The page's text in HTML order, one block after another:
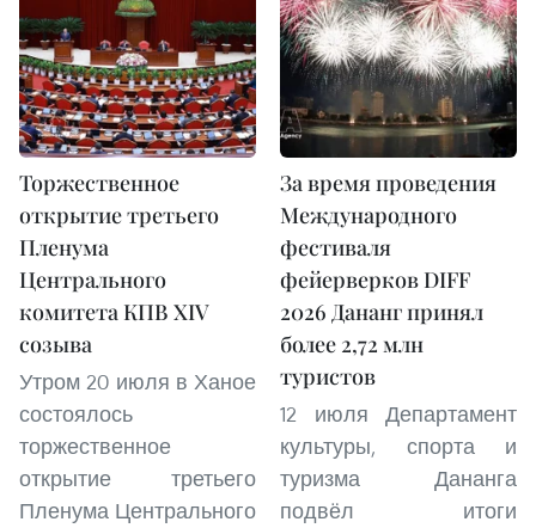
Торжественное
открытие третьего
Пленума
Центрального
комитета КПВ XIV
созыва
Утром 20 июля в Ханое
состоялось
торжественное
открытие третьего
Пленума Центрального
За время проведения
Международного
фестиваля
фейерверков DIFF
2026 Дананг принял
более 2,72 млн
туристов
12 июля Департамент
культуры, спорта и
туризма Дананга
подвёл итоги